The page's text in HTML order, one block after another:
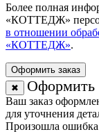
Более полная
«КОТТЕДЖ»
в отношении
«КОТТЕДЖ».
Оформить заказ
✖
Оформить
Ваш заказ
для уточнения
Произошла